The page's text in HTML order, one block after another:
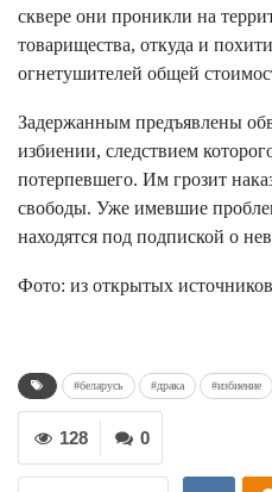
сквере они проникли на
товарищества, откуда и
огнетушителей общей
Задержанным предъявлены
избиении, следствием
потерпевшего. Им грозит
свободы. Уже имевшие
находятся под подпиской о
Фото: из открытых
#беларусь #драка #избиение
0
128